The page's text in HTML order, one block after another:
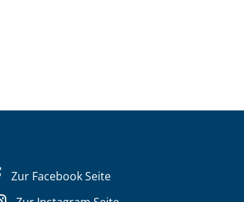
auszublenden
Zur Facebook Seite